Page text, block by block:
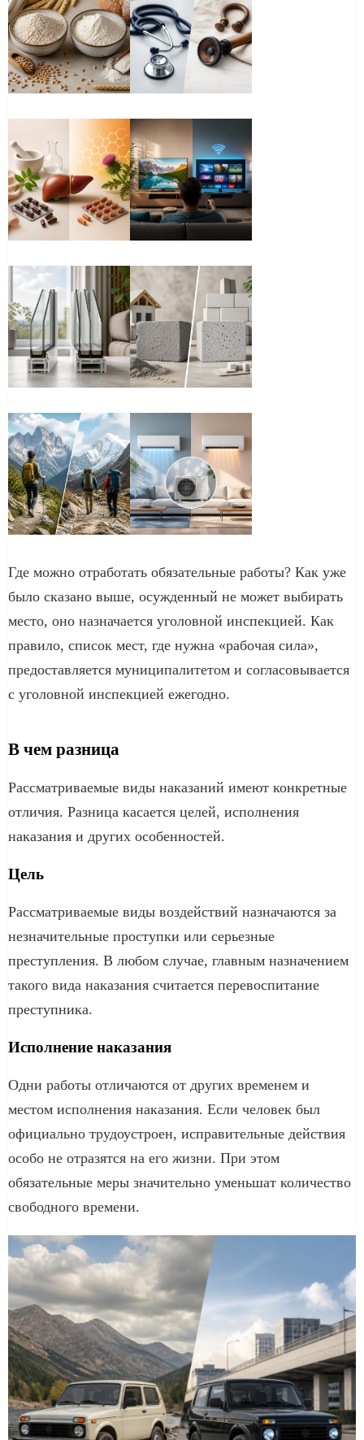
Где можно отработать обязательные работы? Как уже
было сказано выше, осужденный не может выбирать
место, оно назначается уголовной инспекцией. Как
правило, список мест, где нужна «рабочая сила»,
предоставляется муниципалитетом и согласовывается
с уголовной инспекцией ежегодно.
В чем разница
Рассматриваемые виды наказаний имеют конкретные
отличия. Разница касается целей, исполнения
наказания и других особенностей.
Цель
Рассматриваемые виды воздействий назначаются за
незначительные проступки или серьезные
преступления. В любом случае, главным назначением
такого вида наказания считается перевоспитание
преступника.
Исполнение наказания
Одни работы отличаются от других временем и
местом исполнения наказания. Если человек был
официально трудоустроен, исправительные действия
особо не отразятся на его жизни. При этом
обязательные меры значительно уменьшат количество
свободного времени.